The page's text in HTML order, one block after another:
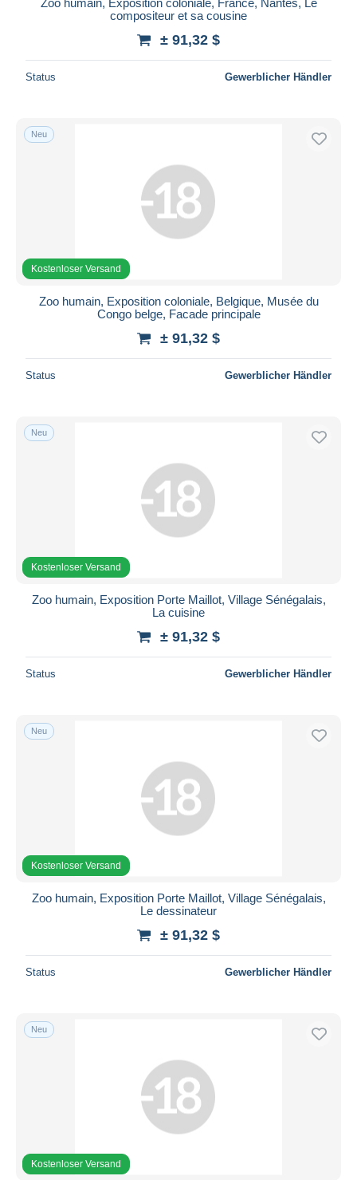
compositeur et sa cousine
± 91,32 $
Status Gewerblicher Händler
Neu
Kostenloser Versand
Zoo humain, Exposition coloniale, Belgique, Musée du
Congo belge, Facade principale
± 91,32 $
Status Gewerblicher Händler
Neu
Kostenloser Versand
Zoo humain, Exposition Porte Maillot, Village Sénégalais,
La cuisine
± 91,32 $
Status Gewerblicher Händler
Neu
Kostenloser Versand
Zoo humain, Exposition Porte Maillot, Village Sénégalais,
Le dessinateur
± 91,32 $
Status Gewerblicher Händler
Neu
Kostenloser Versand